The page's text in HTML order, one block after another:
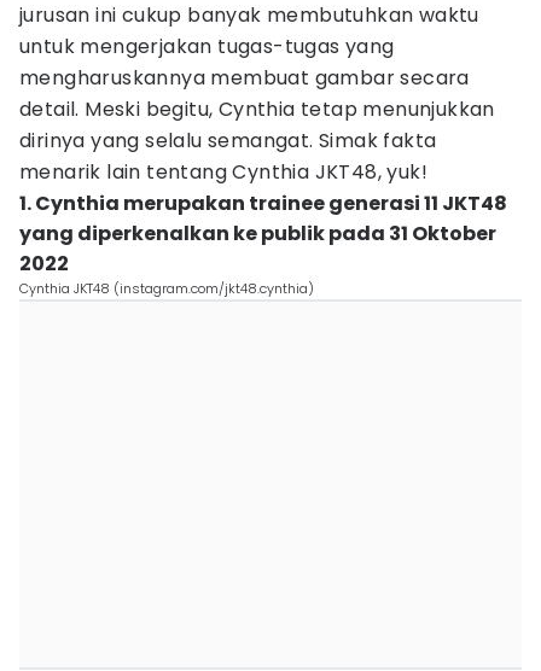
jurusan ini cukup banyak membutuhkan waktu
untuk mengerjakan tugas-tugas yang
mengharuskannya membuat gambar secara
detail. Meski begitu, Cynthia tetap menunjukkan
dirinya yang selalu semangat. Simak fakta
menarik lain tentang Cynthia JKT48, yuk!
1. Cynthia merupakan trainee generasi 11 JKT48
yang diperkenalkan ke publik pada 31 Oktober
2022
Cynthia JKT48 (instagram.com/jkt48.cynthia)